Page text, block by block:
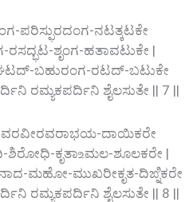
ಪರಿಸ್ಫುರದಂಗ-ನಟತ್ಕಟಕೇ
ಶೃಂಗ-ಹತಾವಟುಕೇ |
ಘಟದ್-ಬಹುರಂಗ-ರಟದ್-ಬಟುಕೇ
ರಮ್ಯಕಪರ್ದಿನಿ ಶೈಲಸುತೇ || 7 ||
ದಾಯಿಕರೇ
ಕೃತಾ‌உಮಲ-ಶೂಲಕರೇ |
ಮಹೋ-ಮುಖರೀಕೃತ-ದಿಙ್ನಿಕರೇ
ರಮ್ಯಕಪರ್ದಿನಿ ಶೈಲಸುತೇ || 8 ||